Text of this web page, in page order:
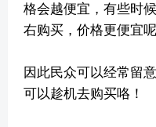
格会越便宜，有些时
右购买，价格更便宜呢
因此民众可以经常留
可以趁机去购买咯！